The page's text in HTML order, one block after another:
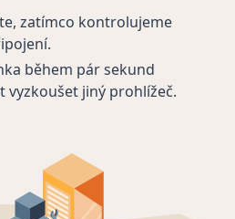
zatímco kontrolujeme
během pár sekund
vyzkoušet jiný prohlížeč.